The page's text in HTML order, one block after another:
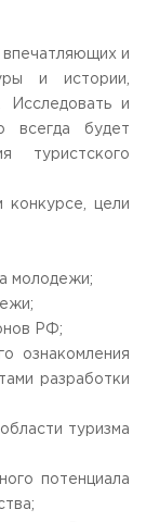
в
впечатляющих и
и истории,
Исследовать и
всегда будет
туристского
конкурсе, цели
молодежи;
РФ;
ознакомления
разработки
туризма
потенциала